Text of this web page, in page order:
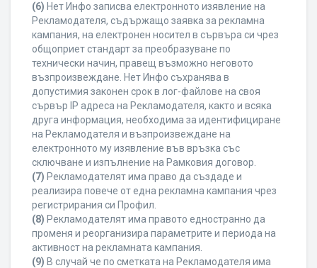
(6) Нет Инфо записва електронното изявление на
Рекламодателя, съдържащо заявка за рекламна
кампания, на електронен носител в сървъра си чрез
общоприет стандарт за преобразуване по
технически начин, правещ възможно неговото
възпроизвеждане. Нет Инфо съхранява в
допустимия законен срок в лог-файлове на своя
сървър IP адреса на Рекламодателя, както и всяка
друга информация, необходима за идентифициране
на Рекламодателя и възпроизвеждане на
електронното му изявление във връзка със
сключване и изпълнение на Рамковия договор.
(7) Рекламодателят има право да създаде и
реализира повече от една рекламна кампания чрез
регистрирания си Профил.
(8) Рекламодателят има правото едностранно да
променя и реорганизира параметрите и периода на
активност на рекламната кампания.
(9) В случай че по сметката на Рекламодателя има